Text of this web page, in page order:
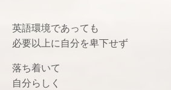
英語環境であっても
必要以上に自分を卑下せず
落ち着いて
自分らしく